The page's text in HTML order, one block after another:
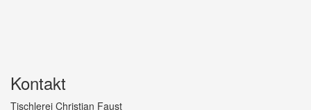
Kontakt
Tischlerei Christian Faust